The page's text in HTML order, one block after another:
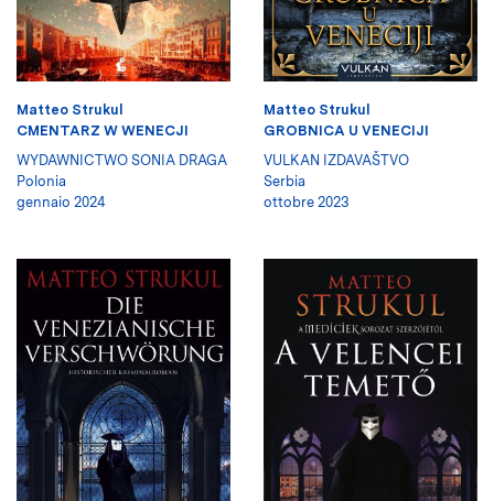
Matteo Strukul
CMENTARZ W WENECJI
WYDAWNICTWO SONIA DRAGA
Polonia
gennaio 2024
Matteo Strukul
GROBNICA U VENECIJI
VULKAN IZDAVAŠTVO
Serbia
ottobre 2023